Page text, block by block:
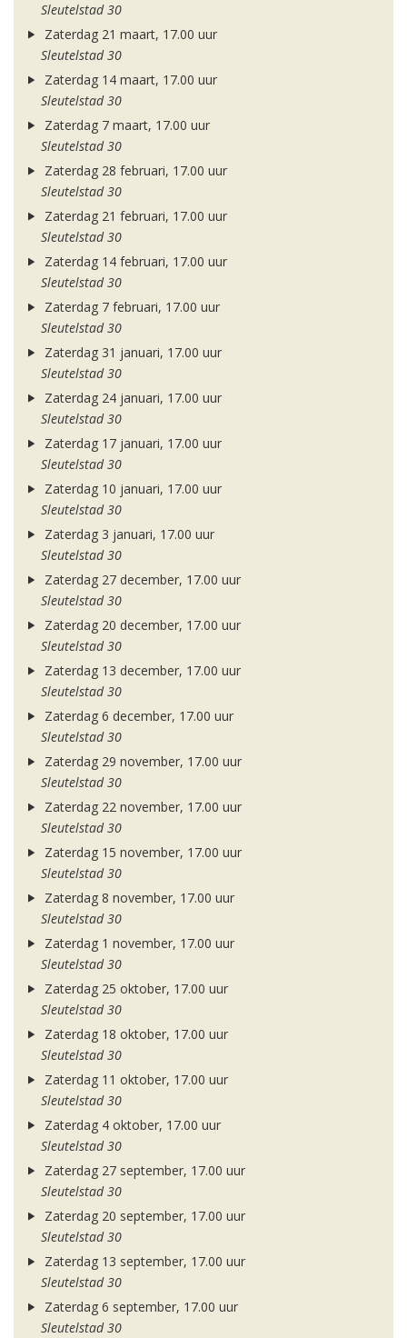
Sleutelstad 30
Zaterdag 21 maart, 17.00 uur
Sleutelstad 30
Zaterdag 14 maart, 17.00 uur
Sleutelstad 30
Zaterdag 7 maart, 17.00 uur
Sleutelstad 30
Zaterdag 28 februari, 17.00 uur
Sleutelstad 30
Zaterdag 21 februari, 17.00 uur
Sleutelstad 30
Zaterdag 14 februari, 17.00 uur
Sleutelstad 30
Zaterdag 7 februari, 17.00 uur
Sleutelstad 30
Zaterdag 31 januari, 17.00 uur
Sleutelstad 30
Zaterdag 24 januari, 17.00 uur
Sleutelstad 30
Zaterdag 17 januari, 17.00 uur
Sleutelstad 30
Zaterdag 10 januari, 17.00 uur
Sleutelstad 30
Zaterdag 3 januari, 17.00 uur
Sleutelstad 30
Zaterdag 27 december, 17.00 uur
Sleutelstad 30
Zaterdag 20 december, 17.00 uur
Sleutelstad 30
Zaterdag 13 december, 17.00 uur
Sleutelstad 30
Zaterdag 6 december, 17.00 uur
Sleutelstad 30
Zaterdag 29 november, 17.00 uur
Sleutelstad 30
Zaterdag 22 november, 17.00 uur
Sleutelstad 30
Zaterdag 15 november, 17.00 uur
Sleutelstad 30
Zaterdag 8 november, 17.00 uur
Sleutelstad 30
Zaterdag 1 november, 17.00 uur
Sleutelstad 30
Zaterdag 25 oktober, 17.00 uur
Sleutelstad 30
Zaterdag 18 oktober, 17.00 uur
Sleutelstad 30
Zaterdag 11 oktober, 17.00 uur
Sleutelstad 30
Zaterdag 4 oktober, 17.00 uur
Sleutelstad 30
Zaterdag 27 september, 17.00 uur
Sleutelstad 30
Zaterdag 20 september, 17.00 uur
Sleutelstad 30
Zaterdag 13 september, 17.00 uur
Sleutelstad 30
Zaterdag 6 september, 17.00 uur
Sleutelstad 30